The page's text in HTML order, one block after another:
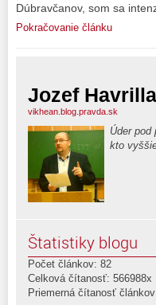
Dúbravčanov, som sa
Pokračovanie článku
Jozef Havrilla
vikhean.blog.pravda.sk
Úder pod
kto
Štatistiky blogu
Počet článkov: 82
Celková čítanosť: 566988x
Priemerná čítanosť